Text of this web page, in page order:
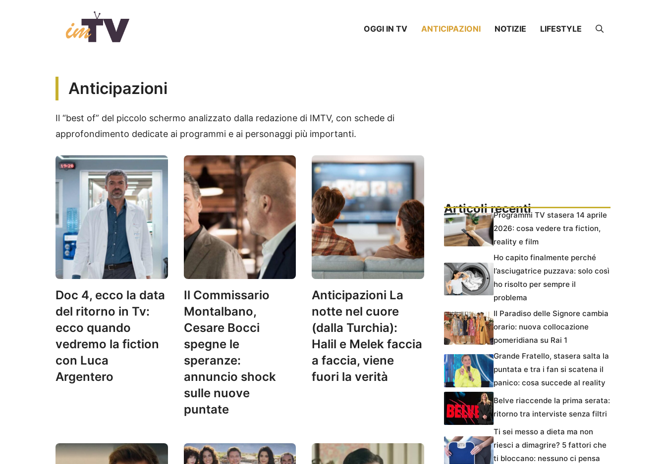
OGGI IN TV ANTICIPAZIONI NOTIZIE LIFESTYLE
Anticipazioni
Il “best of” del piccolo schermo analizzato dalla redazione di IMTV, con schede di
approfondimento dedicate ai programmi e ai personaggi più importanti.
Doc 4, ecco la data
del ritorno in Tv:
ecco quando
vedremo la fiction
con Luca
Argentero
Il Commissario
Montalbano,
Cesare Bocci
spegne le
speranze:
annuncio shock
sulle nuove
puntate
Anticipazioni La
notte nel cuore
(dalla Turchia):
Halil e Melek faccia
a faccia, viene
fuori la verità
Articoli recentiProgrammi TV stasera 14 aprile
2026: cosa vedere tra fiction,
reality e film
Ho capito finalmente perché
l’asciugatrice puzzava: solo così
ho risolto per sempre il
problema
Il Paradiso delle Signore cambia
orario: nuova collocazione
pomeridiana su Rai 1
Grande Fratello, stasera salta la
puntata e tra i fan si scatena il
panico: cosa succede al reality
Belve riaccende la prima serata:
ritorno tra interviste senza filtri
Ti sei messo a dieta ma non
riesci a dimagrire? 5 fattori che
ti bloccano: nessuno ci pensa